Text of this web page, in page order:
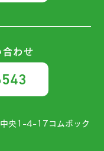
わせ
央1-4-17コムボック